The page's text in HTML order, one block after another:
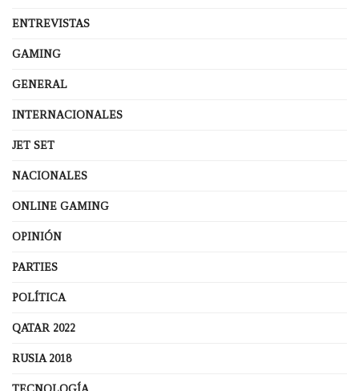
ENTREVISTAS
GAMING
GENERAL
INTERNACIONALES
JET SET
NACIONALES
ONLINE GAMING
OPINIÓN
PARTIES
POLÍTICA
QATAR 2022
RUSIA 2018